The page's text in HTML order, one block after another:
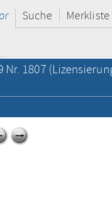
Suche Merkliste
Nr. 1807